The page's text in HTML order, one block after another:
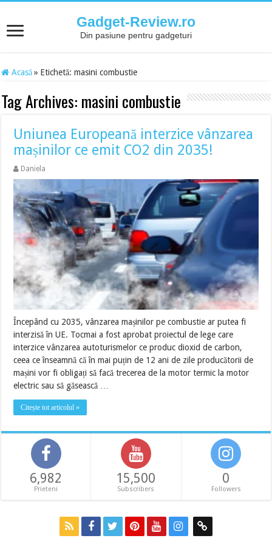
Gadget-Review.ro
Din pasiune pentru gadgeturi
Acasă » Etichetă:masini combustie
Tag Archives: masini combustie
Uniunea Europeană interzice vânzarea
mașinilor ce emit CO2 din 2035!
Daniela
Începând cu 2035, vânzarea mașinilor pe combustie ar putea fi
interzisă în UE. Tocmai a fost aprobat proiectul de lege care
interzice vânzarea autoturismelor ce produc dioxid de carbon,
ceea ce înseamnă că în mai puțin de 12 ani de zile producătorii de
mașini vor fi obligați să facă trecerea de la motor termic la motor
electric sau să găsească …
Citește tot articolul »
6,982
Prieteni
15,500
Subscribers
0
Followers